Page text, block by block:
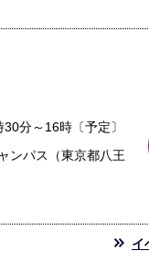
分～16時〔予定〕
ンパス（東京都八王
イ